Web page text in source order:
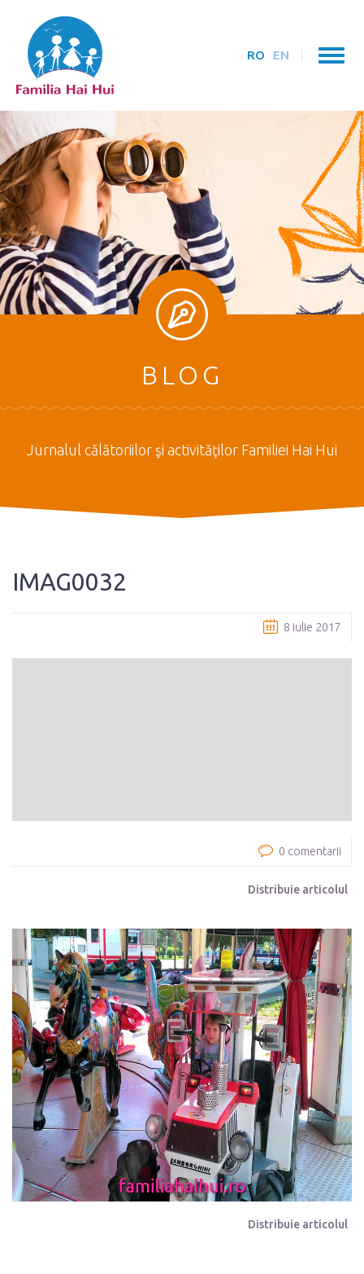
RO EN
BLOG
Jurnalul călătoriilor şi activităţilor Familiei Hai Hui
IMAG0032
8 iulie 2017
0 comentarii
Distribuie articolul
Distribuie articolul